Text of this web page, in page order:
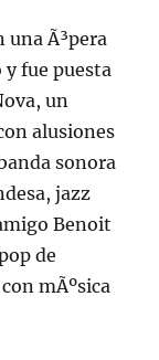
una Ã³pera
y fue puesta
un
alusiones
sonora
jazz
Benoit
de
mÃºsica